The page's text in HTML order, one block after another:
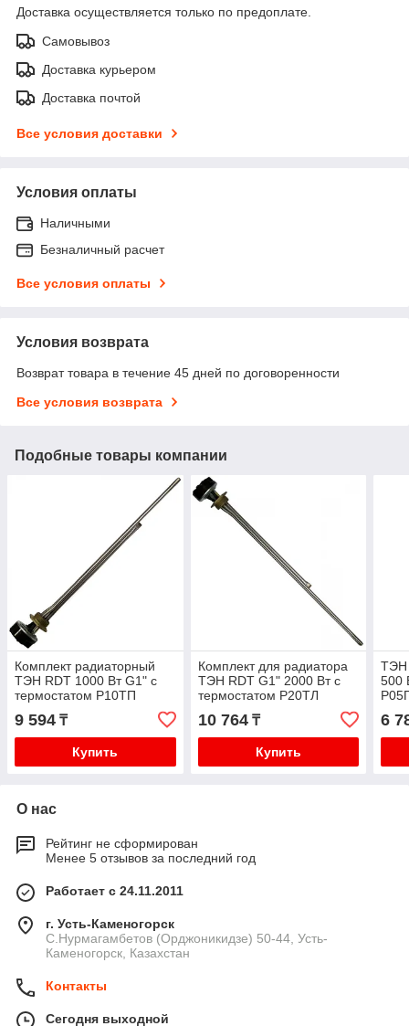
Доставка осуществляется только по предоплате.
Самовывоз
Доставка курьером
Доставка почтой
Все условия доставки
Условия оплаты
Наличными
Безналичный расчет
Все условия оплаты
Условия возврата
Возврат товара в течение 45 дней по договоренности
Все условия возврата
Подобные товары компании
Комплект радиаторный
ТЭН RDT 1000 Вт G1" с
термостатом Р10ТП
9 594 ₸
Купить
Комплект для радиатора
ТЭН RDT G1" 2000 Вт с
термостатом Р20ТЛ
10 764₸
Купить
ТЭН
500
6
О нас
Рейтинг не сформирован
Менее 5 отзывов за последний год
Работает с 24.11.2011
г. Усть-Каменогорск
С.Нурмагамбетов (Орджоникидзе) 50-44, Усть-
Каменогорск, Казахстан
Контакты
Сегодня выходной